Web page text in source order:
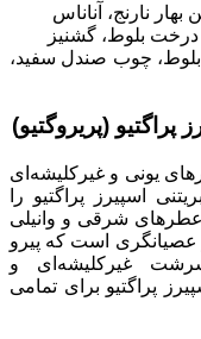
نارنج، آناناس
بلوط، گشنیز
چوب صندل سفید،
(پریروگتیو)
یونی و غیرکلیشه‌ای
اسپیرز پراگتیو را
عطرهای شرقی و وانیلی
است که پیرو
غیرکلیشه‌ای و
پراگتیو برای تمامی